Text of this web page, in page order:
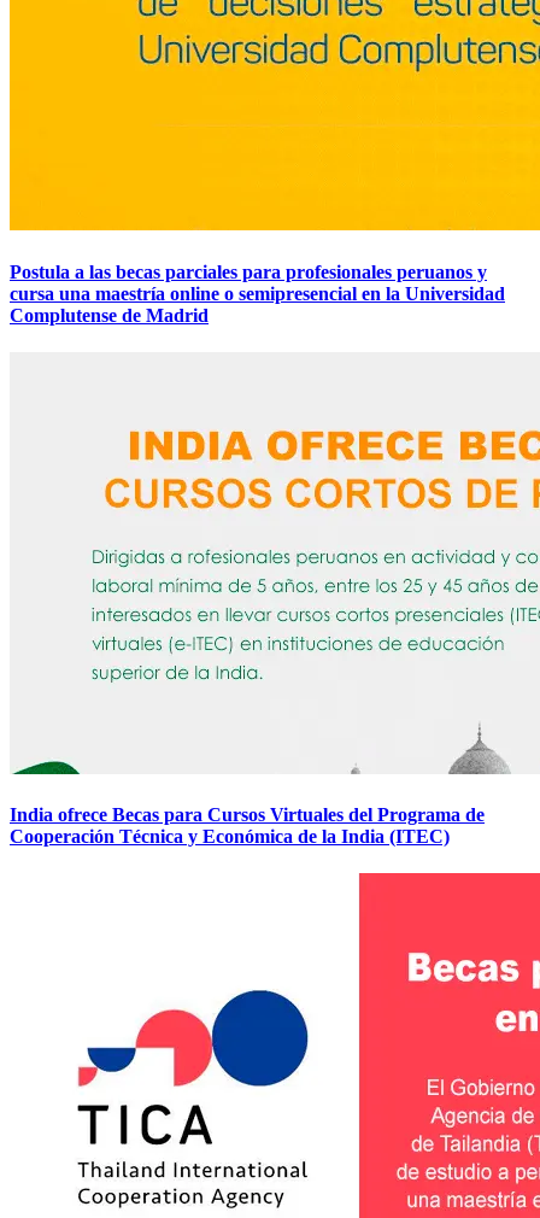
Postula a las becas parciales para profesionales peruanos y
cursa una maestría online o semipresencial en la Universidad
Complutense de Madrid
India ofrece Becas para Cursos Virtuales del Programa de
Cooperación Técnica y Económica de la India (ITEC)